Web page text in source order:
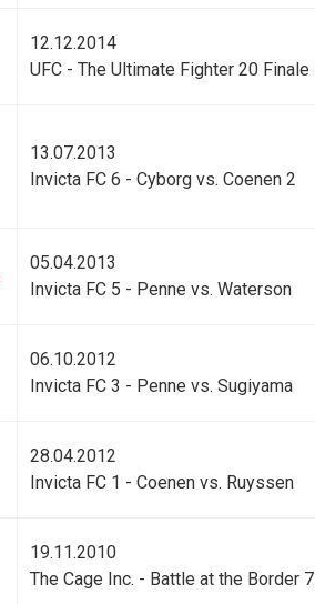
12.12.2014
UFC - The Ultimate Fighter 20 Finale
13.07.2013
Invicta FC 6 - Cyborg vs. Coenen 2
05.04.2013
Invicta FC 5 - Penne vs. Waterson
06.10.2012
Invicta FC 3 - Penne vs. Sugiyama
28.04.2012
Invicta FC 1 - Coenen vs. Ruyssen
19.11.2010
The Cage Inc. - Battle at the Border 7